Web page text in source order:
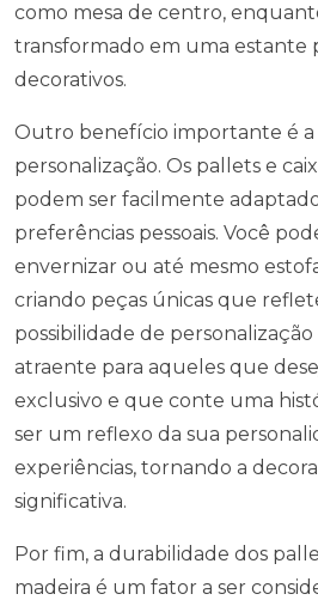
como mesa de centro,
transformado em uma estante
decorativos.
Outro benefício importante é a
personalização. Os pallets e
podem ser facilmente
preferências pessoais. Você
envernizar ou até mesmo
criando peças únicas que
possibilidade de
atraente para aqueles que
exclusivo e que conte uma
ser um reflexo da sua
experiências, tornando a
significativa.
Por fim, a durabilidade dos
madeira é um fator a ser